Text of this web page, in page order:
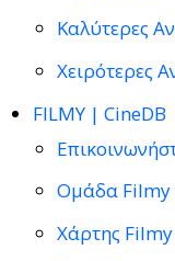
Καλύτερες
Χειρότερες
FILMY | CineDB
Ομάδα Filmy
Χάρτης Filmy